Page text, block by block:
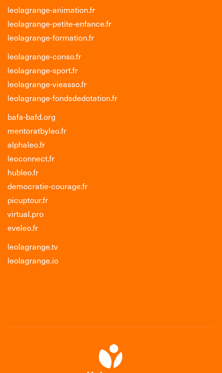
leolagrange-animation.fr
leolagrange-petite-enfance.fr
leolagrange-formation.fr
leolagrange-conso.fr
leolagrange-sport.fr
leolagrange-vieasso.fr
leolagrange-fondsdedotation.fr
bafa-bafd.org
mentoratbyleo.fr
alphaleo.fr
leoconnect.fr
hubleo.fr
democratie-courage.fr
picuptour.fr
virtual.pro
eveleo.fr
leolagrange.tv
leolagrange.io